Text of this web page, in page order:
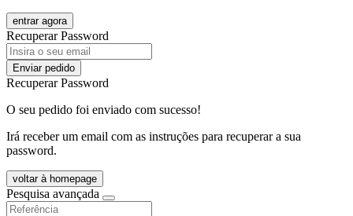
entrar agora
Recuperar Password
Enviar pedido
Recuperar Password
O seu pedido foi enviado com sucesso!
Irá receber um email com as instruções para recuperar a sua
password.
voltar à homepage
Pesquisa avançada